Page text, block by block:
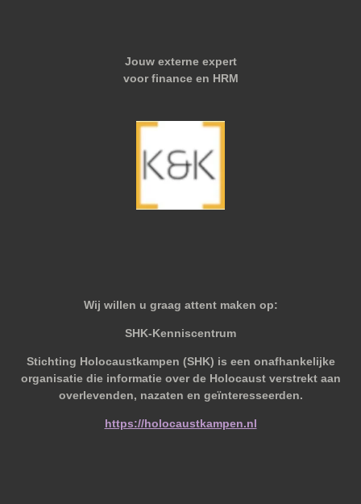
Jouw externe expert
voor finance en HRM
Wij willen u graag attent maken op:
SHK-Kenniscentrum
Stichting Holocaustkampen (SHK) is een onafhankelijke
organisatie die informatie over de Holocaust verstrekt aan
overlevenden, nazaten en geïnteresseerden.
https://holocaustkampen.nl